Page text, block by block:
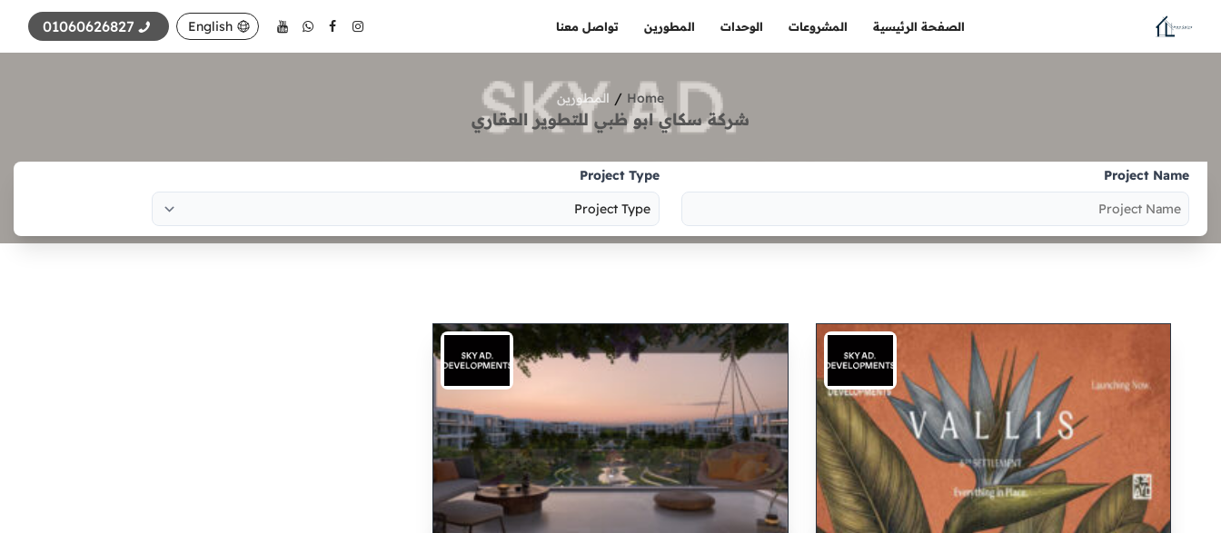
الصفحة الرئيسية المشروعات الوحدات المطورين تواصل معنا English
01060626827
Home
/ المطورين
شركة سكاي ابو ظبي للتطوير العقاري
Project Name
Project Type